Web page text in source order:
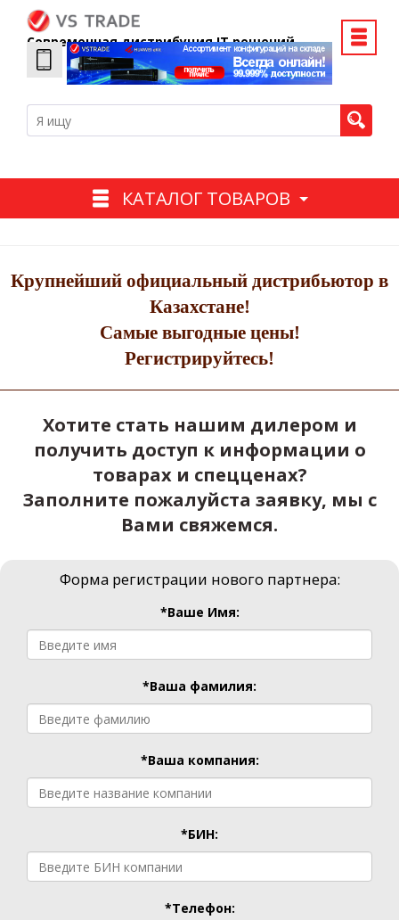
Современная дистрибуция IT решений
КАТАЛОГ ТОВАРОВ
Крупнейший официальный дистрибьютор в
Казахстане!
Самые выгодные цены!
Регистрируйтесь!
Хотите стать нашим дилером и
получить доступ к информации о
товарах и спецценах?
Заполните пожалуйста заявку, мы с
Вами свяжемся.
Форма регистрации нового партнера:
*Ваше Имя:
*Ваша фамилия:
*Ваша компания:
*БИН:
*Телефон: